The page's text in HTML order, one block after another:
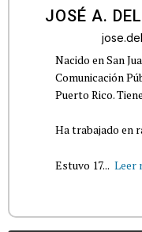
JOSÉ A.
Nacido en San
Comunicación
Puerto Rico.
Ha trabajado en
Estuvo 17... Leer